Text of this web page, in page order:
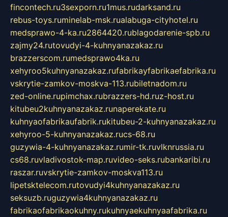
fincontech.ru3sexporn.ru1mus.rudarksand.ru
rebus-toys.ruminelab-msk.rualabuga-cityhotel.ru
medsprawo-4-ka.ru2864420.rublagodarenie-spb.ru
zajmy24.rutovudyi-4-kuhnyanazakaz.ru
brazzerscom.rumedsprawo4ka.ru
xehyroo5kuhnyanazakaz.rufabrikayfabrikaefabrika.ru
vskrytie-zamkov-moskva-113.rubiletnadom.ru
zed-online.rupimchax.rubrazzers-hd.ruz-host.ru
kitubeu2kuhnyanazakaz.runaperekate.ru
kuhnyaofabrikaufabrik.rukitubeu-2-kuhnyanazakaz.ru
xehyroo-5-kuhnyanazakaz.rucs-68.ru
guzywia-4-kuhnyanazakaz.rumir-tk.ruvlknrussia.ru
cs68.ruvladivostok-map.ruvideo-seks.rubankaribi.ru
raszar.ruvskrytie-zamkov-moskva113.ru
lipetsktelecom.rutovudyi4kuhnyanazakaz.ru
seksuzb.ruguzywia4kuhnyanazakaz.ru
fabrikaofabrikaokuhny.rukuhnyaekuhnyaafabrika.ru